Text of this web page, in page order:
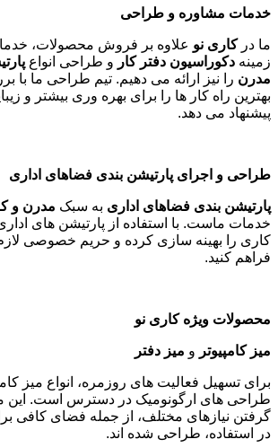
خدمات مشاوره و طراحی
ما درکاری نو علاوه بر فروش محصولات،
زمینه دکوراسیون دفتر کار و طراحی انواع
مدرن را نیز ارائه می دهیم. تیم طراحی ما
بهترین راه کار ها را برای بهره وری بیشتر و
پیشنهاد می دهد.
طراحی و اجرای پارتیشن بندی فضاهای اداری
پارتیشن بندی فضاهای اداری به سبک مدرن و
خدمات ماست. با استفاده از پارتیشن های
کاری را بهینه سازی کرده و حریم خصوصی لازم
فراهم کنید.
محصولات ویژه کاری نو
میز کامپیوتر و میز دفتر
برای تسهیل فعالیت های روزمره، انواع میز
طراحی های ارگونومیک در دسترس است. این
گرفتن نیازهای مختلف، از جمله فضای کافی
در استفاده، طراحی شده اند.